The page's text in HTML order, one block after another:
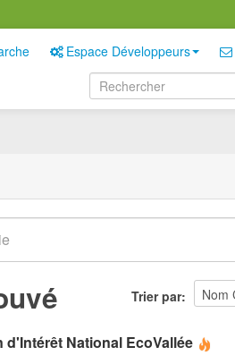
Espace Développeurs
Trier par
National EcoVallée